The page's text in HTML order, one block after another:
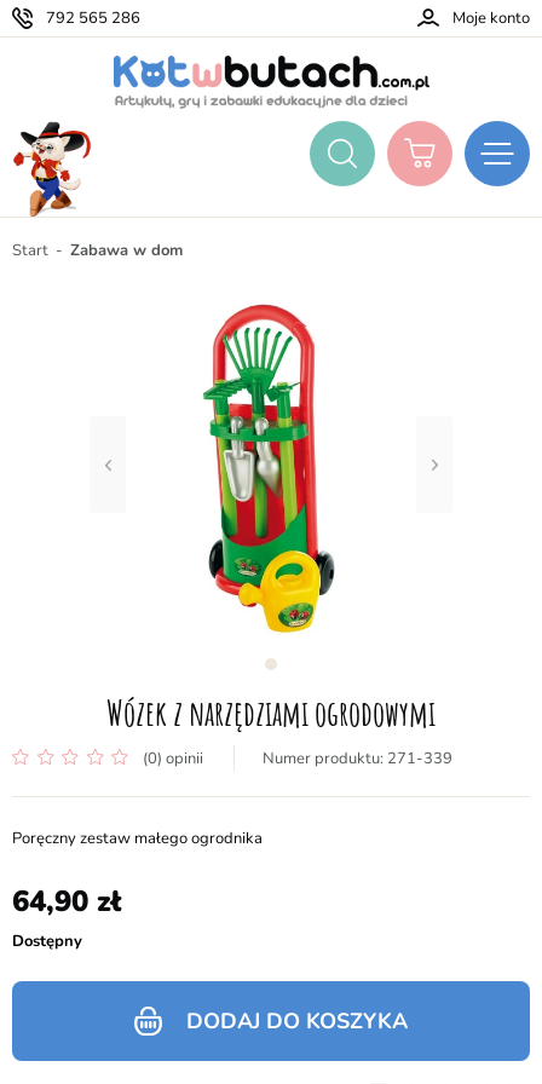
792 565 286 Moje konto
Start Zabawa w dom
Wózek z narzędziami ogrodowymi
(0) opinii 271-339
Poręczny zestaw małego ogrodnika
64,90
Dostępny
DODAJ DO KOSZYKA